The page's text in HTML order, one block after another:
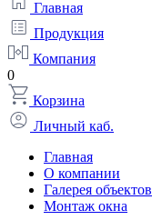
Главная
Продукция
Компания
0
Корзина
Личный каб.
Главная
О компании
Галерея объектов
Монтаж окна